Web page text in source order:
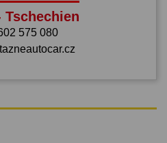
Tschechien
575 080